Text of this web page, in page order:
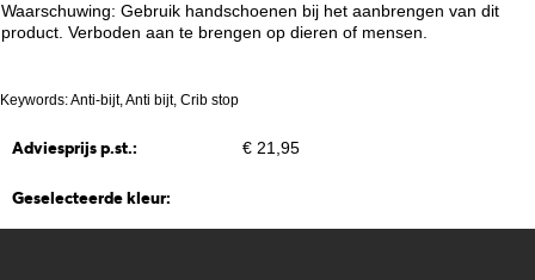
Waarschuwing: Gebruik handschoenen bij het aanbrengen van dit
product. Verboden aan te brengen op dieren of mensen.
Keywords: Anti-bijt, Anti bijt, Crib stop
Adviesprijs p.st.: € 21,95
Geselecteerde kleur: